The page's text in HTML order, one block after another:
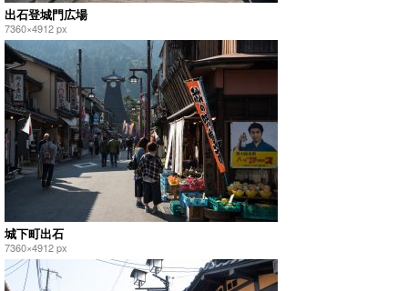
出石登城門広場
7360×4912 px
城下町出石
7360×4912 px